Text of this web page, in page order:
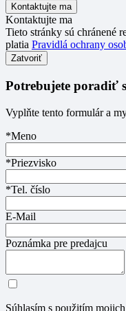
Kontaktujte ma
Tieto stránky sú chránené
platia Pravidlá ochrany
Zatvoriť
Potrebujete poradiť
Vyplňte tento formulár a
*Meno
*Priezvisko
*Tel. číslo
E-Mail
Poznámka pre predajcu
Súhlasím s použitím